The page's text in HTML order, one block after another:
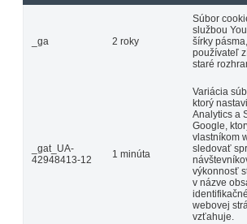
_ga 2 roky
Súbor
službou
šírky
používateľ
staré
_gat_UA-
42948413-12
1 minúta
Variácia
ktorý
Analytics a
Google,
vlastníkom
sledovať
výkonnosť
v názve
webovej
vzťahuje.